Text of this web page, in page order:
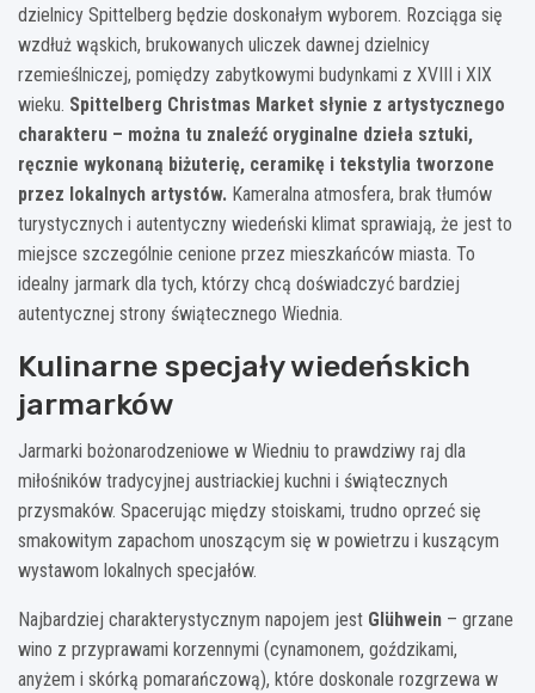
dzielnicy Spittelberg będzie doskonałym wyborem. Rozciąga się
wzdłuż wąskich, brukowanych uliczek dawnej dzielnicy
rzemieślniczej, pomiędzy zabytkowymi budynkami z XVIII i XIX
wieku. Spittelberg Christmas Market słynie z artystycznego
charakteru – można tu znaleźć oryginalne dzieła sztuki,
ręcznie wykonaną biżuterię, ceramikę i tekstylia tworzone
przez lokalnych artystów. Kameralna atmosfera, brak tłumów
turystycznych i autentyczny wiedeński klimat sprawiają, że jest to
miejsce szczególnie cenione przez mieszkańców miasta. To
idealny jarmark dla tych, którzy chcą doświadczyć bardziej
autentycznej strony świątecznego Wiednia.
Kulinarne specjały wiedeńskich
jarmarków
Jarmarki bożonarodzeniowe w Wiedniu to prawdziwy raj dla
miłośników tradycyjnej austriackiej kuchni i świątecznych
przysmaków. Spacerując między stoiskami, trudno oprzeć się
smakowitym zapachom unoszącym się w powietrzu i kuszącym
wystawom lokalnych specjałów.
Najbardziej charakterystycznym napojem jest Glühwein – grzane
wino z przyprawami korzennymi (cynamonem, goździkami,
anyżem i skórką pomarańczową), które doskonale rozgrzewa w